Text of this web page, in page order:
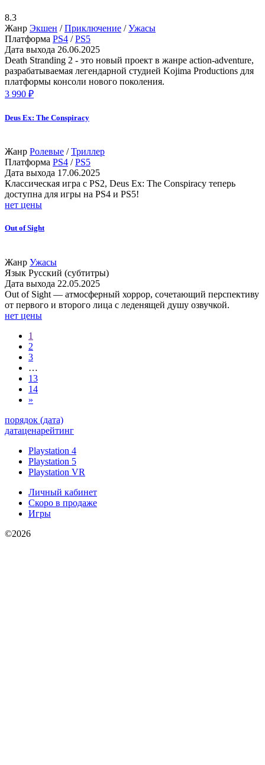
8.3
Жанр Экшен /Приключение /Ужасы
Платформа PS4 /PS5
Дата выхода 26.06.2025
Death Stranding 2 - это новый проект в жанре action-adventure,
разрабатываемая легендарной студией Kojima Productions для
платформы консоли нового поколения.
3 990 ₽
Deus Ex: The Conspiracy
Жанр Ролевые /Триллер
Платформа PS4 /PS5
Дата выхода 17.06.2025
Классическая игра с PS2, Deus Ex: The Conspiracy теперь
доступна для игры на PS4 и PS5!
нет цены
Out of Sight
Жанр Ужасы
Язык Русский (субтитры)
Дата выхода 22.05.2025
Out of Sight — атмосферный хоррор, сочетающий перспективу
от первого и второго лица с леденящей душу озвучкой.
нет цены
1
2
3
…
13
14
»
порядок (дата)
датаценарейтинг
Playstation 4
Playstation 5
Playstation VR
Личный кабинет
Скоро в продаже
Игры
©2026